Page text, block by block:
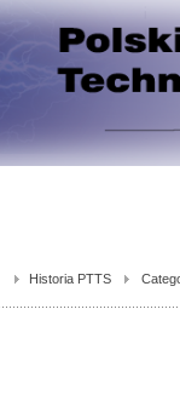
Historia PTTS